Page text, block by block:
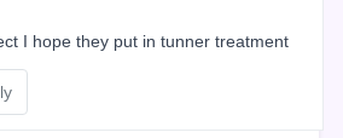
I hope they put in tunner treatment